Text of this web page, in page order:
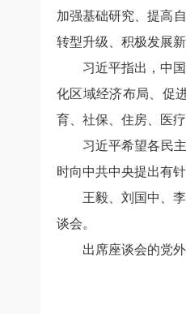
加强基础研究、提高
转型升级、积极发展
习近平指出，中
化区域经济布局、促
育、社保、住房、医
习近平希望各民
时向中共中央提出有
王毅、刘国中、
谈会。
出席座谈会的党